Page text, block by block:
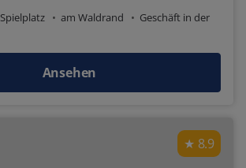
Spielplatz am Waldrand
Geschäft in der
Ansehen
8.9